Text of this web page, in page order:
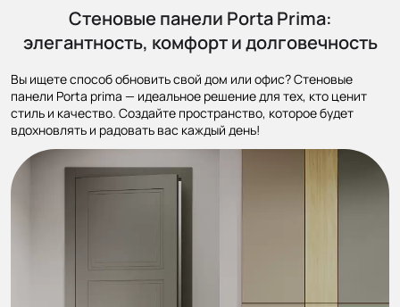
Стеновые панели Porta Prima:
элегантность, комфорт и долговечность
Вы ищете способ обновить свой дом или офис? Стеновые
панели Porta prima — идеальное решение для тех, кто ценит
стиль и качество. Создайте пространство, которое будет
вдохновлять и радовать вас каждый день!